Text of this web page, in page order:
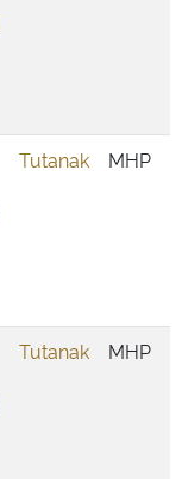
Tutanak MHP
Tutanak MHP